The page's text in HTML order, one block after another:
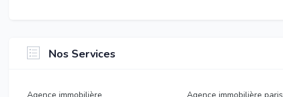
Nos Services